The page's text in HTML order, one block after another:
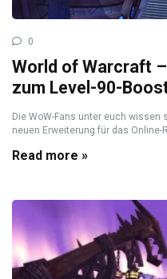
0
World of Warcraft
zum Level-90-
Die WoW-Fans unter euch
neuen Erweiterung für das Online-
Read more »